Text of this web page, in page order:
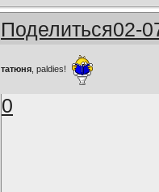
Поделиться02-
татюня , paldies!
0